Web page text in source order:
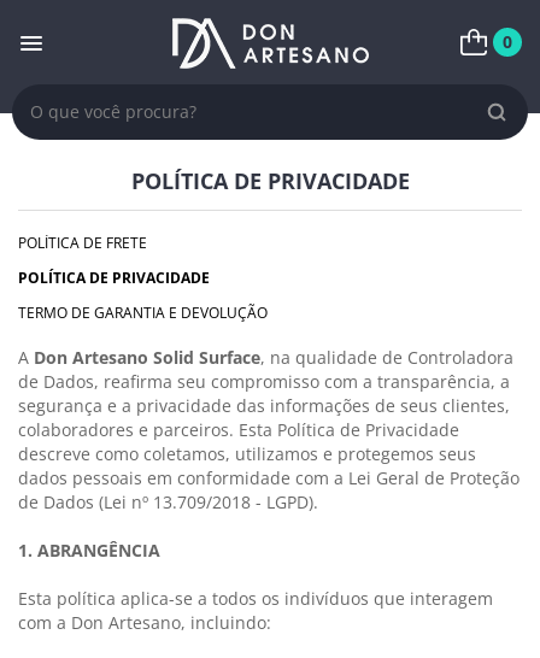
0
POLÍTICA DE PRIVACIDADE
POLÍTICA DE FRETE
POLÍTICA DE PRIVACIDADE
TERMO DE GARANTIA E DEVOLUÇÃO
A Don Artesano Solid Surface, na qualidade de Controladora
de Dados, reafirma seu compromisso com a transparência, a
segurança e a privacidade das informações de seus clientes,
colaboradores e parceiros. Esta Política de Privacidade
descreve como coletamos, utilizamos e protegemos seus
dados pessoais em conformidade com a Lei Geral de Proteção
de Dados (Lei nº 13.709/2018 - LGPD).
1. ABRANGÊNCIA
Esta política aplica-se a todos os indivíduos que interagem
com a Don Artesano, incluindo: